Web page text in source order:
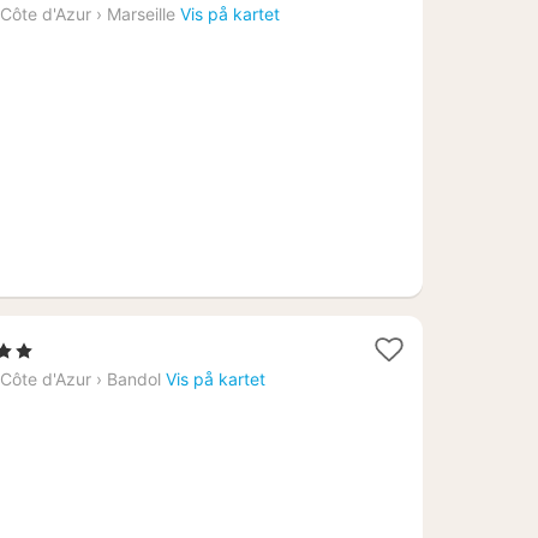
natt
d'Azur › Marseille Vis på kartet
d'Azur › Bandol Vis på kartet